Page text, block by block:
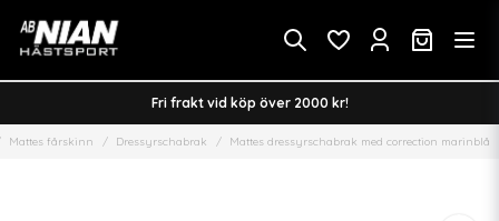
Fri frakt vid köp över 2000 kr!
Mattes fårskinn Dressyrschabrak Mattes dressyrschabrak med correction marinblå